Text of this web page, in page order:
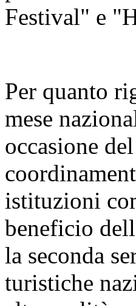
Festival" e
Per quanto
mese
occasione
istituzioni
beneficio
la seconda
turistiche